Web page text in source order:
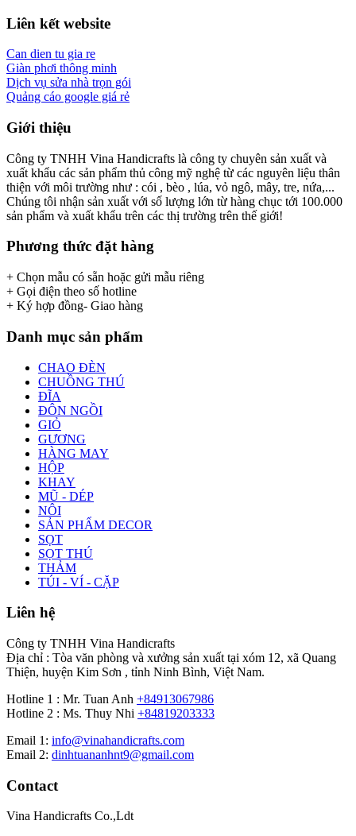
Liên kết website
Can dien tu gia re
Giàn phơi thông minh
Dịch vụ sửa nhà trọn gói
Quảng cáo google giá rẻ
Giới thiệu
Công ty TNHH Vina Handicrafts là công ty chuyên sản xuất và
xuất khẩu các sản phẩm thủ công mỹ nghệ từ các nguyên liệu thân
thiện với môi trường như : cói , bèo , lúa, vỏ ngô, mây, tre, nứa,...
Chúng tôi nhận sản xuất với số lượng lớn từ hàng chục tới 100.000
sản phẩm và xuất khẩu trên các thị trường trên thế giới!
Phương thức đặt hàng
+ Chọn mẫu có sẵn hoặc gửi mẫu riêng
+ Gọi điện theo số hotline
+ Ký hợp đồng- Giao hàng
Danh mục sản phẩm
CHAO ĐÈN
CHUỒNG THÚ
ĐĨA
ĐÔN NGỒI
GIỎ
GƯƠNG
HÀNG MAY
HỘP
KHAY
MŨ - DÉP
NÔI
SẢN PHẨM DECOR
SỌT
SỌT THÚ
THẢM
TÚI - VÍ - CẶP
Liên hệ
Công ty TNHH Vina Handicrafts
Địa chỉ : Tòa văn phòng và xưởng sản xuất tại xóm 12, xã Quang
Thiện, huyện Kim Sơn , tỉnh Ninh Bình, Việt Nam.
Hotline 1 : Mr. Tuan Anh +84913067986
Hotline 2 : Ms. Thuy Nhi +84819203333
Email 1: info@vinahandicrafts.com
Email 2: dinhtuananhnt9@gmail.com
Contact
Vina Handicrafts Co.,Ldt